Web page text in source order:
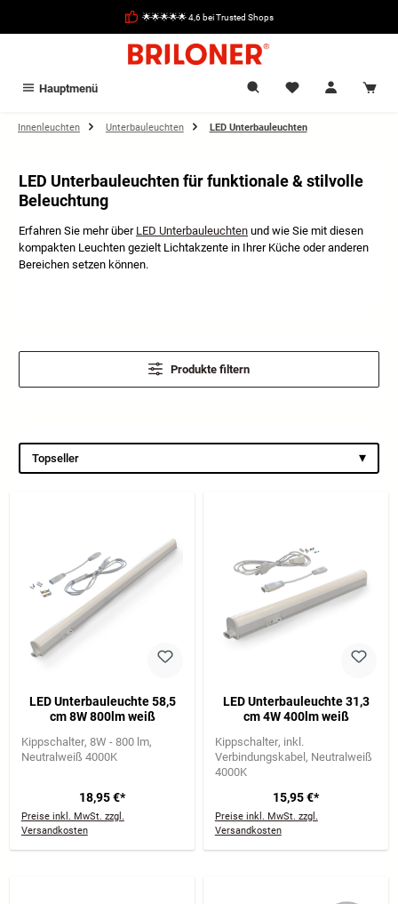
🌟🌟🌟🌟🌟 4,6 bei Trusted Shops
Hauptmenü
Innenleuchten Unterbauleuchten LED Unterbauleuchten
LED Unterbauleuchten für funktionale & stilvolle
Beleuchtung
Erfahren Sie mehr über LED Unterbauleuchten und wie Sie mit diesen
kompakten Leuchten gezielt Lichtakzente in Ihrer Küche oder anderen
Bereichen setzen können.
Produkte filtern
Topseller ▾
LED Unterbauleuchte 58,5
cm 8W 800lm weiß
Kippschalter 8W - 800 lm
Neutralweiß 4000K
18,95 €*
Preise inkl. MwSt. zzgl.
Versandkosten
LED Unterbauleuchte 31,3
cm 4W 400lm weiß
Kippschalter inkl.
Verbindungskabel
Neutralweiß
4000K
15,95 €*
Preise inkl. MwSt. zzgl.
Versandkosten